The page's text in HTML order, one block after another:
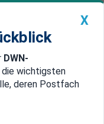
Premium
China
X
DWN-
wichtigsten
deren Postfach